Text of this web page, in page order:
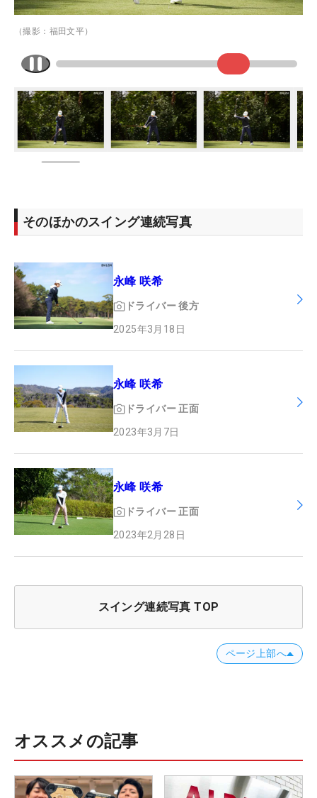
（撮影：福田文平）
そのほかのスイング連続写真
永峰 咲希
ドライバー 後方
2025年3月18日
永峰 咲希
ドライバー 正面
2023年3月7日
永峰 咲希
ドライバー 正面
2023年2月28日
スイング連続写真 TOP
ページ上部へ
オススメの記事